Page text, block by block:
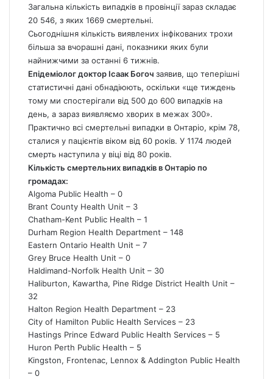
Загальна кількість випадків в провінції зараз складає
20 546, з яких 1669 смертельні.
Сьогоднішня кількість виявлених інфікованих трохи
більша за вчорашні дані, показники яких були
найнижчими за останні 6 тижнів.
Епідеміолог доктор Ісаак Богоч заявив, що теперішні
статистичні дані обнадіюють, оскільки «ще тиждень
тому ми спостерігали від 500 до 600 випадків на
день, а зараз виявляємо хворих в межах 300».
Практично всі смертельні випадки в Онтаріо, крім 78,
сталися у пацієнтів віком від 60 років. У 1174 людей
смерть наступила у віці від 80 років.
Кількість смертельних випадків в Онтаріо по
громадах:
Algoma Public Health – 0
Brant County Health Unit – 3
Chatham-Kent Public Health – 1
Durham Region Health Department – 148
Eastern Ontario Health Unit – 7
Grey Bruce Health Unit – 0
Haldimand-Norfolk Health Unit – 30
Haliburton, Kawartha, Pine Ridge District Health Unit –
32
Halton Region Health Department – 23
City of Hamilton Public Health Services – 23
Hastings Prince Edward Public Health Services – 5
Huron Perth Public Health – 5
Kingston, Frontenac, Lennox & Addington Public Health
– 0